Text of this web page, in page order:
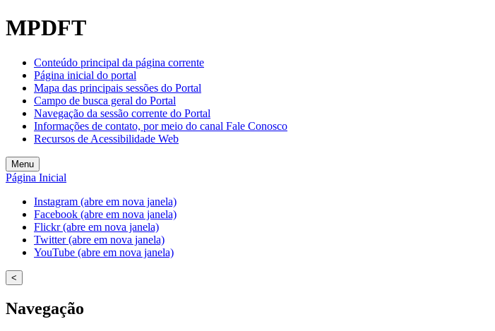
Welcome
to
One
Accessibility
screen
reader.
start
All
in
One
Accessibility
screen
reader,
press
"Ctrl
/".
This
shortcut
activates
MPDFT
Conteúdo principal da página corrente
Página inicial do portal
Mapa das principais sessões do Portal
Campo de busca geral do Portal
Navegação da sessão corrente do Portal
Informações de contato, por meio do canal Fale Conosco
Recursos de Acessibilidade Web
Menu
Página Inicial
Instagram (abre em nova janela)
Facebook (abre em nova janela)
Flickr (abre em nova janela)
Twitter (abre em nova janela)
YouTube (abre em nova janela)
<
Navegação